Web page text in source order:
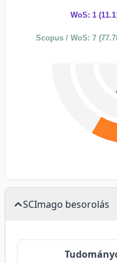
WoS: 1
Scopus / WoS: 7
SCImago besorolás